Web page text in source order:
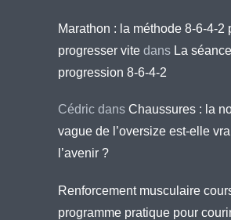
Marathon : la méthode 8-6-4-2
progresser vite dans La
progression 8-6-4-2
Cédric dans Chaussures : la
vague de l’oversize est-elle
l’avenir ?
Renforcement musculaire
programme pratique pour